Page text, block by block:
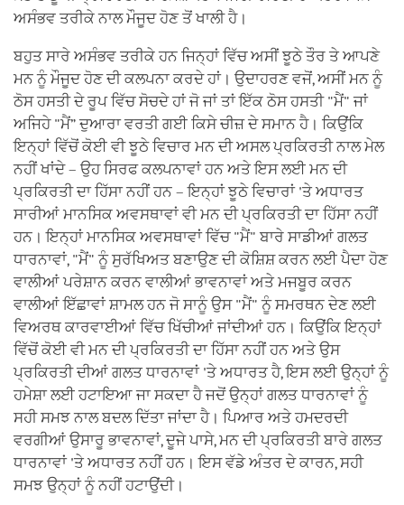
ਅਸੰਭਵ ਤਰੀਕੇ ਨਾਲ ਮੌਜੂਦ ਹੋਣ ਤੋਂ ਖਾਲੀ ਹੈ।
ਬਹੁਤ ਸਾਰੇ ਅਸੰਭਵ ਤਰੀਕੇ ਹਨ ਜਿਨ੍ਹਾਂ ਵਿੱਚ ਅਸੀਂ ਝੂਠੇ ਤੌਰ ਤੇ ਆਪਣੇ
ਮਨ ਨੂੰ ਮੌਜੂਦ ਹੋਣ ਦੀ ਕਲਪਨਾ ਕਰਦੇ ਹਾਂ। ਉਦਾਹਰਣ ਵਜੋਂ, ਅਸੀਂ ਮਨ ਨੂੰ
ਠੋਸ ਹਸਤੀ ਦੇ ਰੂਪ ਵਿੱਚ ਸੋਚਦੇ ਹਾਂ ਜੋ ਜਾਂ ਤਾਂ ਇੱਕ ਠੋਸ ਹਸਤੀ "ਮੈਂ" ਜਾਂ
ਅਜਿਹੇ "ਮੈਂ” ਦੁਆਰਾ ਵਰਤੀ ਗਈ ਕਿਸੇ ਚੀਜ਼ ਦੇ ਸਮਾਨ ਹੈ। ਕਿਉਂਕਿ
ਇਨ੍ਹਾਂ ਵਿੱਚੋਂ ਕੋਈ ਵੀ ਝੂਠੇ ਵਿਚਾਰ ਮਨ ਦੀ ਅਸਲ ਪ੍ਰਕਿਰਤੀ ਨਾਲ ਮੇਲ
ਨਹੀਂ ਖਾਂਦੇ – ਉਹ ਸਿਰਫ ਕਲਪਨਾਵਾਂ ਹਨ ਅਤੇ ਇਸ ਲਈ ਮਨ ਦੀ
ਪ੍ਰਕਿਰਤੀ ਦਾ ਹਿੱਸਾ ਨਹੀਂ ਹਨ – ਇਨ੍ਹਾਂ ਝੂਠੇ ਵਿਚਾਰਾਂ 'ਤੇ ਅਧਾਰਤ
ਸਾਰੀਆਂ ਮਾਨਸਿਕ ਅਵਸਥਾਵਾਂ ਵੀ ਮਨ ਦੀ ਪ੍ਰਕਿਰਤੀ ਦਾ ਹਿੱਸਾ ਨਹੀਂ
ਹਨ। ਇਨ੍ਹਾਂ ਮਾਨਸਿਕ ਅਵਸਥਾਵਾਂ ਵਿੱਚ "ਮੈਂ" ਬਾਰੇ ਸਾਡੀਆਂ ਗਲਤ
ਧਾਰਨਾਵਾਂ, "ਮੈਂ" ਨੂੰ ਸੁਰੱਖਿਅਤ ਬਣਾਉਣ ਦੀ ਕੋਸ਼ਿਸ਼ ਕਰਨ ਲਈ ਪੈਦਾ ਹੋਣ
ਵਾਲੀਆਂ ਪਰੇਸ਼ਾਨ ਕਰਨ ਵਾਲੀਆਂ ਭਾਵਨਾਵਾਂ ਅਤੇ ਮਜਬੂਰ ਕਰਨ
ਵਾਲੀਆਂ ਇੱਛਾਵਾਂ ਸ਼ਾਮਲ ਹਨ ਜੋ ਸਾਨੂੰ ਉਸ "ਮੈਂ" ਨੂੰ ਸਮਰਥਨ ਦੇਣ ਲਈ
ਵਿਅਰਥ ਕਾਰਵਾਈਆਂ ਵਿੱਚ ਖਿੱਚੀਆਂ ਜਾਂਦੀਆਂ ਹਨ। ਕਿਉਂਕਿ ਇਨ੍ਹਾਂ
ਵਿੱਚੋਂ ਕੋਈ ਵੀ ਮਨ ਦੀ ਪ੍ਰਕਿਰਤੀ ਦਾ ਹਿੱਸਾ ਨਹੀਂ ਹਨ ਅਤੇ ਉਸ
ਪ੍ਰਕਿਰਤੀ ਦੀਆਂ ਗਲਤ ਧਾਰਨਾਵਾਂ 'ਤੇ ਅਧਾਰਤ ਹੈ, ਇਸ ਲਈ ਉਨ੍ਹਾਂ ਨੂੰ
ਹਮੇਸ਼ਾ ਲਈ ਹਟਾਇਆ ਜਾ ਸਕਦਾ ਹੈ ਜਦੋਂ ਉਨ੍ਹਾਂ ਗਲਤ ਧਾਰਨਾਵਾਂ ਨੂੰ
ਸਹੀ ਸਮਝ ਨਾਲ ਬਦਲ ਦਿੱਤਾ ਜਾਂਦਾ ਹੈ। ਪਿਆਰ ਅਤੇ ਹਮਦਰਦੀ
ਵਰਗੀਆਂ ਉਸਾਰੂ ਭਾਵਨਾਵਾਂ, ਦੂਜੇ ਪਾਸੇ, ਮਨ ਦੀ ਪ੍ਰਕਿਰਤੀ ਬਾਰੇ ਗਲਤ
ਧਾਰਨਾਵਾਂ 'ਤੇ ਅਧਾਰਤ ਨਹੀਂ ਹਨ। ਇਸ ਵੱਡੇ ਅੰਤਰ ਦੇ ਕਾਰਨ, ਸਹੀ
ਸਮਝ ਉਨ੍ਹਾਂ ਨੂੰ ਨਹੀਂ ਹਟਾਉਂਦੀ।